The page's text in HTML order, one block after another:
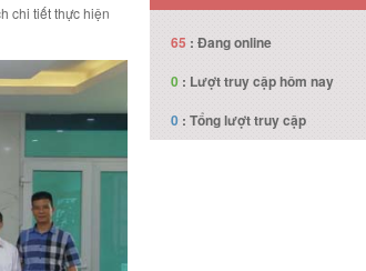
chi tiết thực hiện
THỐNG KÊ TRUY CẬP
65
: Đang online